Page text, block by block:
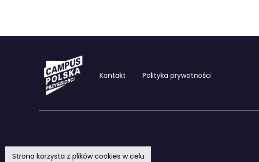
Kontakt Polityka prywatności
Strona korzysta z plików cookies w celu